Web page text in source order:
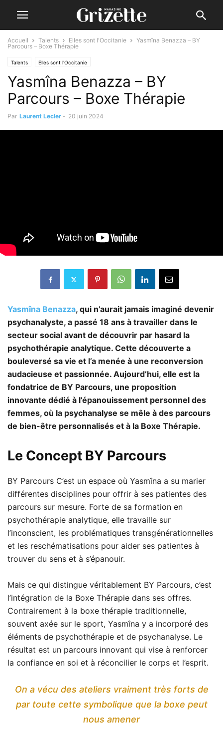
Accueil Talents Elles sont l'Occitanie
Yasmîna Benazza – BY
Parcours – Boxe Thérapie
Talents Elles sont l'Occitanie
Yasmîna Benazza – BY
Parcours – Boxe Thérapie
Par Laurent Lecler - 20 juin 2024
Yasmîna Benazza, qui n’aurait jamais imaginé devenir
psychanalyste, a passé 18 ans à travailler dans le
secteur social avant de découvrir par hasard la
psychothérapie analytique. Cette découverte a
bouleversé sa vie et l’a menée à une reconversion
audacieuse et passionnée. Aujourd’hui, elle est la
fondatrice de BY Parcours, une proposition
innovante dédié à l’épanouissement personnel des
femmes, où la psychanalyse se mêle à des parcours
de bien-être personnalisés et à la Boxe Thérapie.
Le Concept BY Parcours
BY Parcours C’est un espace où Yasmîna a su marier
différentes disciplines pour offrir à ses patientes des
parcours sur mesure. Forte de sa formation en
psychothérapie analytique, elle travaille sur
l’inconscient, les problématiques transgénérationnelles
et les reschématisations pour aider ses patientes à
trouver du sens et à s’épanouir.
Mais ce qui distingue véritablement BY Parcours, c’est
l’intégration de la Boxe Thérapie dans ses offres.
Contrairement à la boxe thérapie traditionnelle,
souvent axée sur le sport, Yasmîna y a incorporé des
éléments de psychothérapie et de psychanalyse. Le
résultat est un parcours innovant qui vise à renforcer
la confiance en soi et à réconcilier le corps et l’esprit.
On a vécu des ateliers vraiment très forts de
par toute cette symbolique que la boxe peut
nous amener